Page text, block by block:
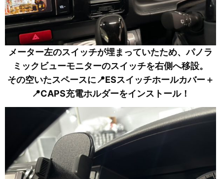
メーター左のスイッチが埋まっていたため、パノラ
ミックビューモニターのスイッチを右側へ移設。
その空いたスペースに📍ESスイッチホールカバー＋
📍CAPS充電ホルダーをインストール！